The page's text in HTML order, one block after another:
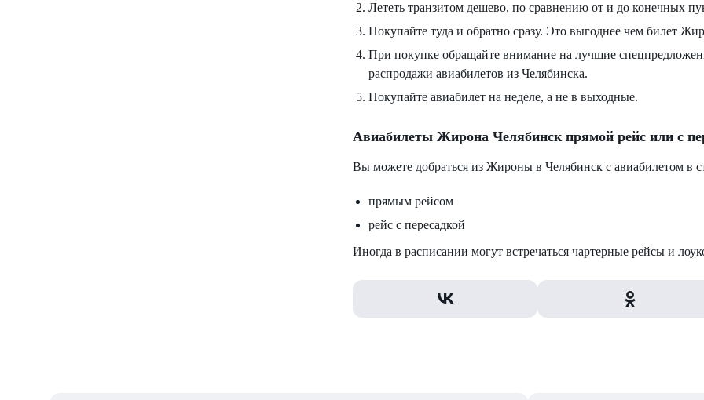
Лететь транзитом дешево, по сравнению от и до конечных
Покупайте туда и обратно сразу. Это выгоднее чем билет
При покупке обращайте внимание на лучшие
распродажи авиабилетов из Челябинска.
Покупайте авиабилет на неделе, а не в выходные.
Авиабилеты Жирона Челябинск прямой рейс или с
Вы можете добраться из Жироны в Челябинск с авиабилетом в
прямым рейсом
рейс с пересадкой
Иногда в расписании могут встречаться чартерные рейсы и